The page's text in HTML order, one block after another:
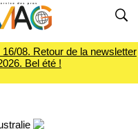
08. Retour de la newsletter
Bel été !